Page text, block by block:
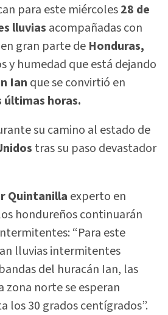
para este miércoles28 de
lluvias acompañadas con
gran parte de Honduras,
y humedad que está dejando
Ian que se convirtió en
últimas horas.
su camino al estado de
tras su paso devastador
Quintanilla experto en
hondureños continuarán
“Para este
lluvias intermitentes
del huracán Ian, las
norte se esperan
los 30 grados centígrados”.